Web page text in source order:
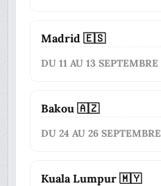
Madrid 🇪🇸
DU 11 AU 13 SEPTEMBRE
Bakou 🇦🇿
DU 24 AU 26 SEPTEMBRE
Kuala Lumpur 🇲🇾